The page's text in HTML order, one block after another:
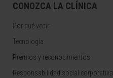
CONOZCA LA CLÍNICA
Por qué venir
Tecnología
Premios y reconocimientos
Responsabilidad social corporativa